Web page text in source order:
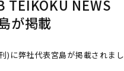
TEIKOKU NEWS
が掲載
)に弊社代表宮島が掲載されまし